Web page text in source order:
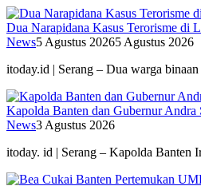
Dua Narapidana Kasus Terorisme di
News5 Agustus 20265 Agustus 2026
itoday.id | Serang – Dua warga
Kapolda Banten dan Gubernur
News3 Agustus 2026
itoday. id | Serang – Kapolda Banten